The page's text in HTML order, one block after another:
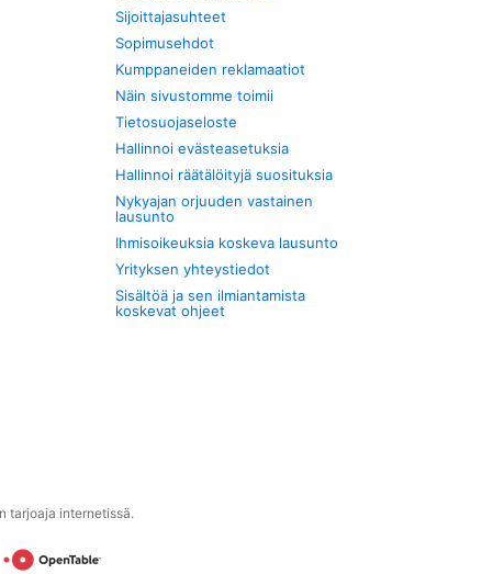
Sijoittajasuhteet
Sopimusehdot
Kumppaneiden reklamaatiot
Näin sivustomme toimii
Tietosuojaseloste
Hallinnoi evästeasetuksia
Hallinnoi räätälöityjä suosituksia
Nykyajan orjuuden vastainen
lausunto
Ihmisoikeuksia koskeva lausunto
Yrityksen yhteystiedot
Sisältöä ja sen ilmiantamista
koskevat ohjeet
tarjoaja internetissä.